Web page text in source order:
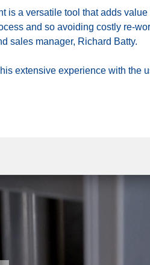
is a versatile tool that adds
and so avoiding costly re-
sales manager, Richard Batty.
extensive experience with the